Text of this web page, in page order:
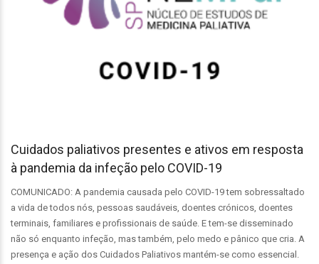
Cuidados paliativos presentes e ativos em resposta
à pandemia da infeção pelo COVID-19
COMUNICADO: A pandemia causada pelo COVID-19 tem sobressaltado
a vida de todos nós, pessoas saudáveis, doentes crónicos, doentes
terminais, familiares e profissionais de saúde. E tem-se disseminado
não só enquanto infeção, mas também, pelo medo e pânico que cria. A
presença e ação dos Cuidados Paliativos mantém-se como essencial.